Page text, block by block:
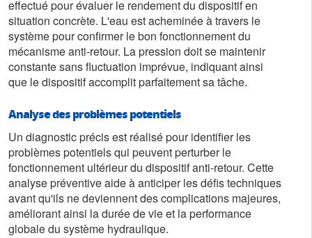
effectué pour évaluer le rendement du dispositif en
situation concrète. L'eau est acheminée à travers le
système pour confirmer le bon fonctionnement du
mécanisme anti-retour. La pression doit se maintenir
constante sans fluctuation imprévue, indiquant ainsi
que le dispositif accomplit parfaitement sa tâche.
Analyse des problèmes potentiels
Un diagnostic précis est réalisé pour identifier les
problèmes potentiels qui peuvent perturber le
fonctionnement ultérieur du dispositif anti-retour. Cette
analyse préventive aide à anticiper les défis techniques
avant qu'ils ne deviennent des complications majeures,
améliorant ainsi la durée de vie et la performance
globale du système hydraulique.